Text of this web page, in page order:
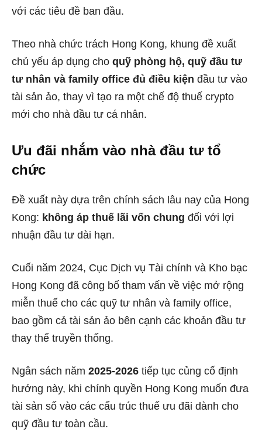
với các tiêu đề ban đầu.
Theo nhà chức trách Hong Kong, khung đề xuất
chủ yếu áp dụng cho quỹ phòng hộ, quỹ đầu tư
tư nhân và family office đủ điều kiện đầu tư vào
tài sản ảo, thay vì tạo ra một chế độ thuế crypto
mới cho nhà đầu tư cá nhân.
Ưu đãi nhắm vào nhà đầu tư tổ
chức
Đề xuất này dựa trên chính sách lâu nay của Hong
Kong: không áp thuế lãi vốn chung đối với lợi
nhuận đầu tư dài hạn.
Cuối năm 2024, Cục Dịch vụ Tài chính và Kho bạc
Hong Kong đã công bố tham vấn về việc mở rộng
miễn thuế cho các quỹ tư nhân và family office,
bao gồm cả tài sản ảo bên cạnh các khoản đầu tư
thay thế truyền thống.
Ngân sách năm 2025-2026 tiếp tục củng cố định
hướng này, khi chính quyền Hong Kong muốn đưa
tài sản số vào các cấu trúc thuế ưu đãi dành cho
quỹ đầu tư toàn cầu.